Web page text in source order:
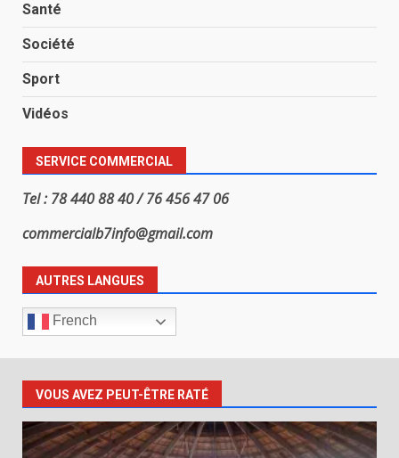
Santé
Société
Sport
Vidéos
SERVICE COMMERCIAL
Tel : 78 440 88 40 / 76 456 47 06
commercialb7info@gmail.com
AUTRES LANGUES
French
VOUS AVEZ PEUT-ÊTRE RATÉ